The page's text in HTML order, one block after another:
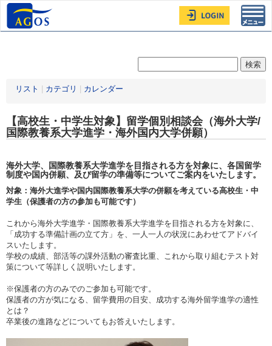
リスト カテゴリ カレンダー
【高校生・中学生対象】留学個別相談会（海外大学/
国際教養系大学進学・海外国内大学併願）
海外大学、国際教養系大学進学を目指される方を対象に、各国留学
制度や国内併願、及び留学の準備等についてご案内をいたします。
対象：海外大進学や国内国際教養系大学の併願を考えている高校生・中
学生（保護者の方の参加も可能です）
これから海外大学進学・国際教養系大学進学を目指される方を対象に、
「成功する準備計画の立て方」を、一人一人の状況にあわせてアドバイ
スいたします。
学校の成績、部活等の課外活動の審査比重、これから取り組むテスト対
策について等詳しく説明いたします。
※保護者の方のみでのご参加も可能です。
保護者の方が気になる、留学費用の目安、成功する海外留学進学の適性
とは？
卒業後の進路などについてもお答えいたします。